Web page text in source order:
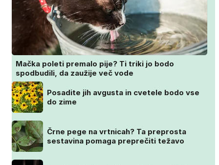
Mačka poleti premalo pije? Ti triki jo bodo
spodbudili, da zaužije več vode
Posadite jih avgusta in cvetele bodo vse
do zime
Črne pege na vrtnicah? Ta preprosta
sestavina pomaga preprečiti težavo